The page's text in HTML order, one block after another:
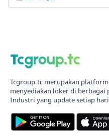
Tcgroup.tc merupakan
menyediakan loker di
Industri yang update setiap hari